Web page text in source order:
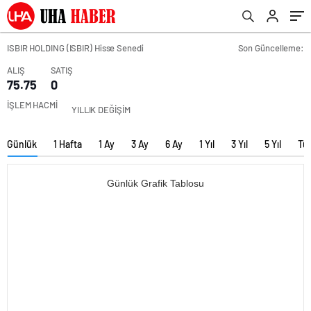
ISBIR HOLDING (ISBIR) Hisse Senedi
Son Güncelleme:
ALIŞ
75.75
SATIŞ
0
İŞLEM HACMİ YILLIK DEĞİŞİM
Günlük 1 Hafta 1 Ay 3 Ay 6 Ay 1 Yıl 3 Yıl 5 Yıl
Günlük Grafik Tablosu